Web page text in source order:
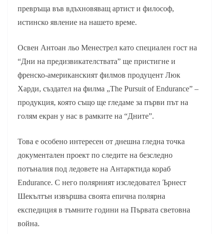
превръща във вдъхновяващ артист и философ,
истинско явление на нашето време.
Освен Антоан льо Менестрел като специален гост на
“Дни на предизвикателствата” ще пристигне и
френско-американският филмов продуцент Люк
Харди, създател на филма „The Pursuit of Endurance” –
продукция, която също ще гледаме за първи път на
голям екран у нас в рамките на “Дните”.
Това е особено интересен от днешна гледна точка
документален проект по следите на безследно
потъналия под ледовете на Антарктида кораб
Endurance. С него полярният изследовател Ърнест
Шекълтън извършва своята епична полярна
експедиция в тъмните години на Първата световна
война.